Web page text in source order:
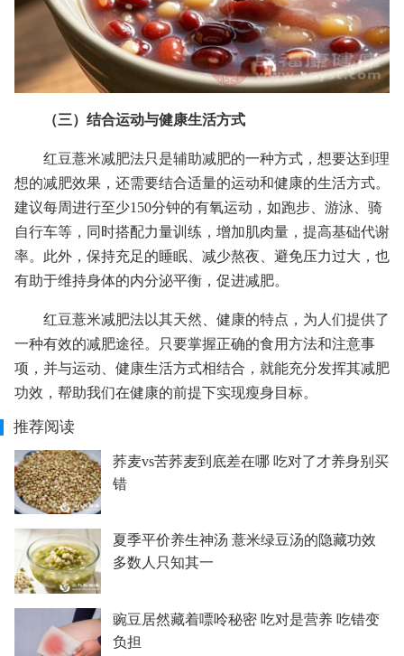
（三）结合运动与健康生活方式
红豆薏米减肥法只是辅助减肥的一种方式，想要达到理
想的减肥效果，还需要结合适量的运动和健康的生活方式。
建议每周进行至少150分钟的有氧运动，如跑步、游泳、骑
自行车等，同时搭配力量训练，增加肌肉量，提高基础代谢
率。此外，保持充足的睡眠、减少熬夜、避免压力过大，也
有助于维持身体的内分泌平衡，促进减肥。
红豆薏米减肥法以其天然、健康的特点，为人们提供了
一种有效的减肥途径。只要掌握正确的食用方法和注意事
项，并与运动、健康生活方式相结合，就能充分发挥其减肥
功效，帮助我们在健康的前提下实现瘦身目标。
推荐阅读
荞麦vs苦荞麦到底差在哪 吃对了才养身别买
错
夏季平价养生神汤 薏米绿豆汤的隐藏功效
多数人只知其一
豌豆居然藏着嘌呤秘密 吃对是营养 吃错变
负担